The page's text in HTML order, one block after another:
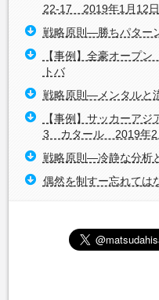
22-17 2019年1月12日
戦略原則―勝ちパター
【事例】全豪オープ
トバ
戦略原則―メンタルと
【事例】サッカー
3 カタール 2019年2
戦略原則―冷静な分析
偶然を制すー忘れては